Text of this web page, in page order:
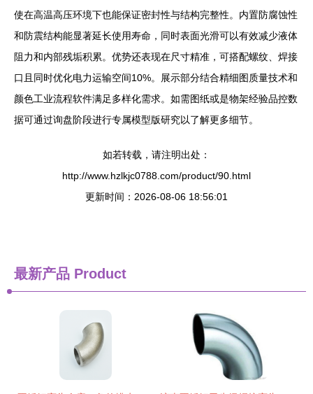
使在高温高压环境下也能保证密封性与结构完整性。内置防腐蚀性
和防震结构能显著延长使用寿命，同时表面光滑可以有效减少液体
阻力和内部残垢积累。优势还表现在尺寸精准，可搭配螺纹、焊接
口且同时优化电力运输空间10%。展示部分结合精细图质量技术和
颜色工业流程软件满足多样化需求。如需图纸或是物架经验品控数
据可通过询盘阶段进行专属模型版研究以了解更多细节。
如若转载，请注明出处：
http://www.hzlkjc0788.com/product/90.html
更新时间：2026-08-06 18:56:01
最新产品 Product